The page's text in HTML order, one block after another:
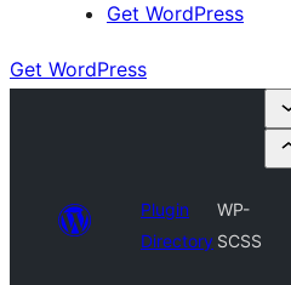
Get WordPress
Get WordPress
Plugin
Directory
WP-
SCSS